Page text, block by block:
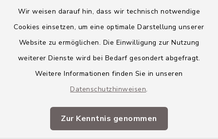
Wir weisen darauf hin, dass wir technisch notwendige
Cookies einsetzen, um eine optimale Darstellung unserer
Website zu ermöglichen. Die Einwilligung zur Nutzung
weiterer Dienste wird bei Bedarf gesondert abgefragt.
Weitere Informationen finden Sie in unseren
Datenschutzhinweisen.
Zur Kenntnis genommen
Barrierefreiheit
Impressum